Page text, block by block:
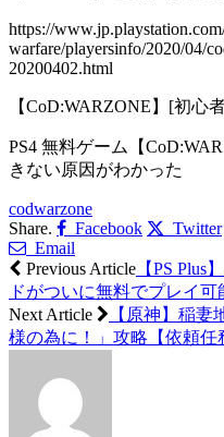
https://
warfare/playersinfo/2020/04/
20200402.html
【CoD:WARZONE】[初心
PS4 無料ゲーム【
きない原因がわかった
codwarzone
Share.
Facebook Twitter
Email
Previous Article 【PS
ドがついに無料でプレイ可
Next Article
【原神】稲
様の為に！」攻略【依頼任